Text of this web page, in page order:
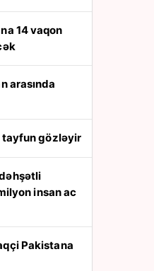
магазина: список
tayfun gözləyir
insan ac